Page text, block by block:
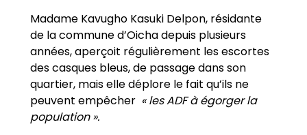
Madame Kavugho Kasuki Delpon, résidante
de la commune d’Oicha depuis plusieurs
années, aperçoit régulièrement les escortes
des casques bleus, de passage dans son
quartier, mais elle déplore le fait qu’ils ne
peuvent empêcher « les ADF à égorger la
population ».